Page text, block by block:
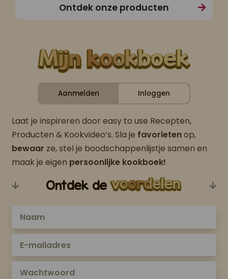
Ontdek onze producten
Aanmelden Inloggen
Laat je inspireren door easy to use Recepten,
Producten & Kookvideo’s. Sla je favorietenop,
bewaar ze, stel je boodschappenlijstje samen en
maak je eigen persoonlijke kookboek!
Ontdek de